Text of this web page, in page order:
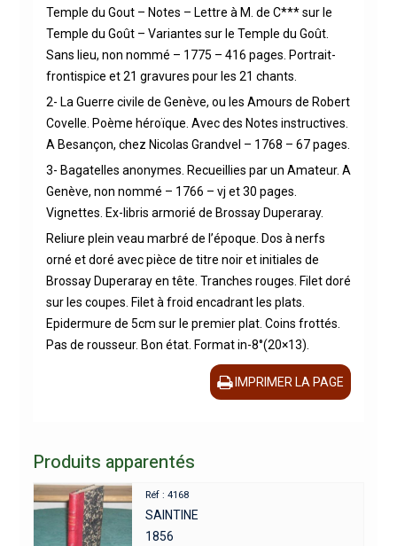
Temple du Gout – Notes – Lettre à M. de C*** sur le
Temple du Goût – Variantes sur le Temple du Goût.
Sans lieu, non nommé – 1775 – 416 pages. Portrait-
frontispice et 21 gravures pour les 21 chants.
2- La Guerre civile de Genève, ou les Amours de Robert
Covelle. Poème héroïque. Avec des Notes instructives.
A Besançon, chez Nicolas Grandvel – 1768 – 67 pages.
3- Bagatelles anonymes. Recueillies par un Amateur. A
Genève, non nommé – 1766 – vj et 30 pages.
Vignettes. Ex-libris armorié de Brossay Duperaray.
Reliure plein veau marbré de l’époque. Dos à nerfs
orné et doré avec pièce de titre noir et initiales de
Brossay Duperaray en tête. Tranches rouges. Filet doré
sur les coupes. Filet à froid encadrant les plats.
Epidermure de 5cm sur le premier plat. Coins frottés.
Pas de rousseur. Bon état. Format in-8°(20×13).
IMPRIMER LA PAGE
Produits apparentés
Réf : 4168
SAINTINE
1856